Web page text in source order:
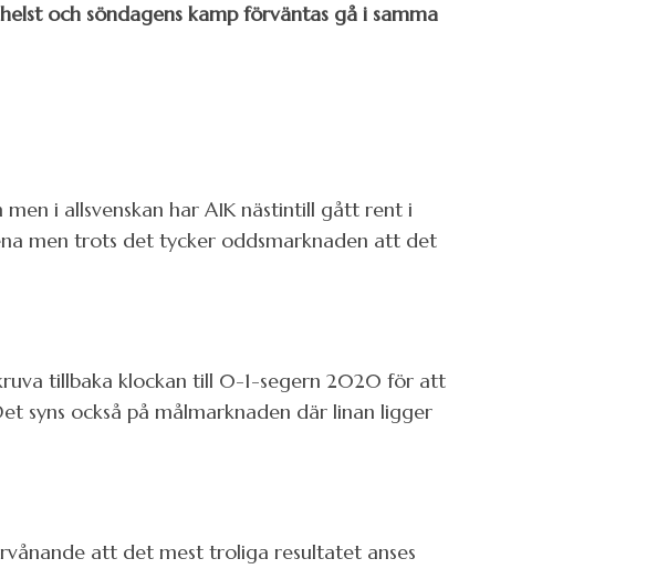
och söndagens kamp förväntas gå i samma
i allsvenskan har AIK nästintill gått rent i
men trots det tycker oddsmarknaden att det
tillbaka klockan till 0-1-segern 2020 för att
syns också på målmarknaden där linan ligger
att det mest troliga resultatet anses